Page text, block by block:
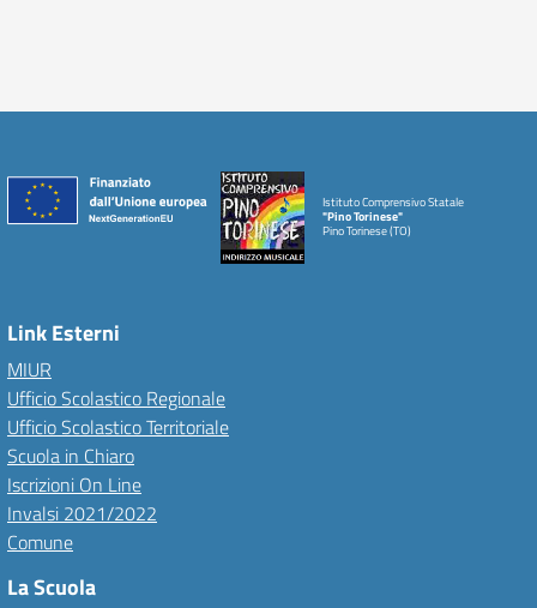
Istituto Comprensivo Statale
"Pino Torinese"
Pino Torinese (TO)
Link Esterni
MIUR
Ufficio Scolastico Regionale
Ufficio Scolastico Territoriale
Scuola in Chiaro
Iscrizioni On Line
Invalsi 2021/2022
Comune
La Scuola